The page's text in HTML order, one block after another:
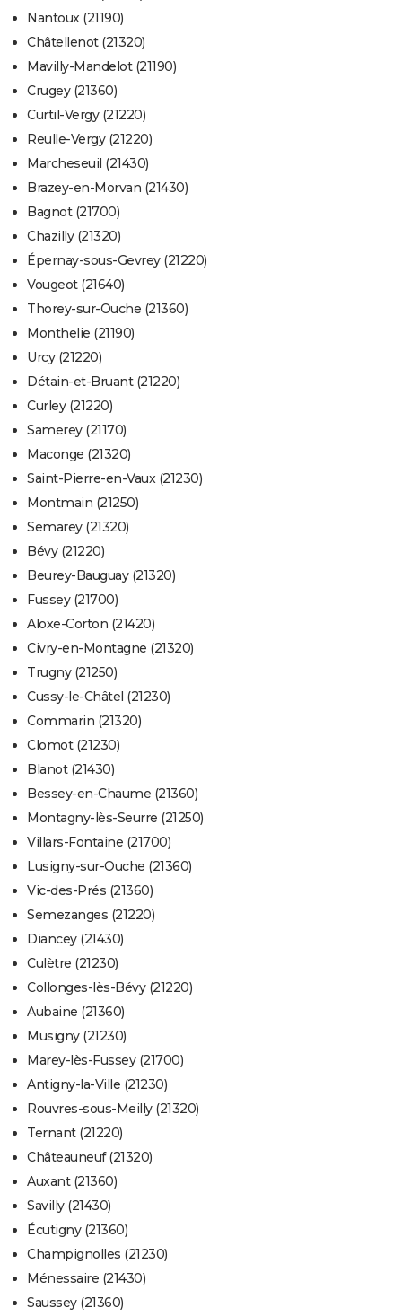
Nantoux (21190)
Châtellenot (21320)
Mavilly-Mandelot (21190)
Crugey (21360)
Curtil-Vergy (21220)
Reulle-Vergy (21220)
Marcheseuil (21430)
Brazey-en-Morvan (21430)
Bagnot (21700)
Chazilly (21320)
Épernay-sous-Gevrey (21220)
Vougeot (21640)
Thorey-sur-Ouche (21360)
Monthelie (21190)
Urcy (21220)
Détain-et-Bruant (21220)
Curley (21220)
Samerey (21170)
Maconge (21320)
Saint-Pierre-en-Vaux (21230)
Montmain (21250)
Semarey (21320)
Bévy (21220)
Beurey-Bauguay (21320)
Fussey (21700)
Aloxe-Corton (21420)
Civry-en-Montagne (21320)
Trugny (21250)
Cussy-le-Châtel (21230)
Commarin (21320)
Clomot (21230)
Blanot (21430)
Bessey-en-Chaume (21360)
Montagny-lès-Seurre (21250)
Villars-Fontaine (21700)
Lusigny-sur-Ouche (21360)
Vic-des-Prés (21360)
Semezanges (21220)
Diancey (21430)
Culètre (21230)
Collonges-lès-Bévy (21220)
Aubaine (21360)
Musigny (21230)
Marey-lès-Fussey (21700)
Antigny-la-Ville (21230)
Rouvres-sous-Meilly (21320)
Ternant (21220)
Châteauneuf (21320)
Auxant (21360)
Savilly (21430)
Écutigny (21360)
Champignolles (21230)
Ménessaire (21430)
Saussey (21360)